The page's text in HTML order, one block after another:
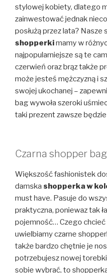
stylowej kobiety, dlatego
zainwestować jednak
posłużą przez lata? Nasze
shopperkimamy w
najpopularniejsze są te
czerwień oraz brąz także
może jesteś mężczyzną i
swojej ukochanej –
bag wywoła szeroki
taki prezent zawsze
Czarna shopper
Większość fashionistek
damska shopperka w
must have. Pasuje do
praktyczna, poniewaz tak
pojemność… Czego chcieć
uwielbiamy czarne
także bardzo chętnie je
potrzebujesz nowej
sobie wybrać, to